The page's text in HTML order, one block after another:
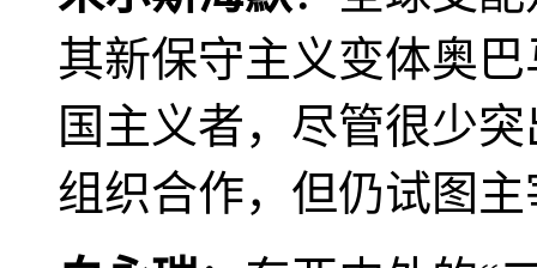
其新保守主义变体奥
国主义者，尽管很少
组织合作，但仍试图